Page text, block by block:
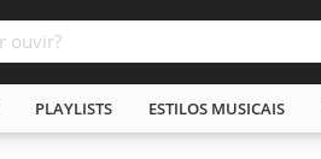
PLAYLISTS ESTILOS MUSICAIS